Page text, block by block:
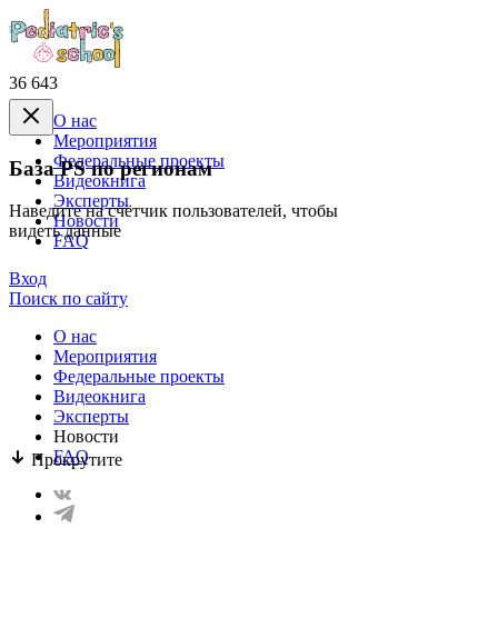
36 643
База PS по регионам
Наведите на счётчик пользователей, чтобы
видеть данные
Прокрутите
О нас
Mероприятия
Федеральные проекты
Видеокнига
Эксперты
Новости
FAQ
Вход
Поиск по сайту
О нас
Mероприятия
Федеральные проекты
Видеокнига
Эксперты
Новости
FAQ